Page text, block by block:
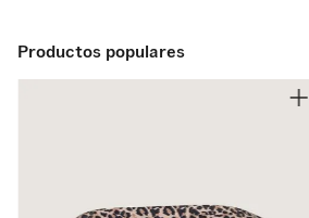
Productos populares